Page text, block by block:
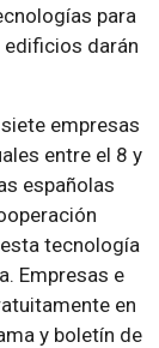
para
edificios darán
empresas
entre el 8 y
españolas
tecnología
Empresas e
en
y boletín de